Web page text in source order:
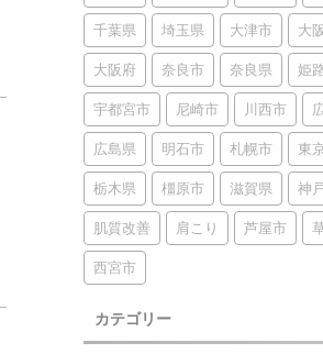
千葉県 埼玉県 大津市 大
大阪府 奈良市 奈良県 姫
宇都宮市 尼崎市 川西市
広島県 明石市 札幌市 東
栃木県 橿原市 滋賀県 神
肌質改善 肩こり 芦屋市
西宮市
カテゴリー